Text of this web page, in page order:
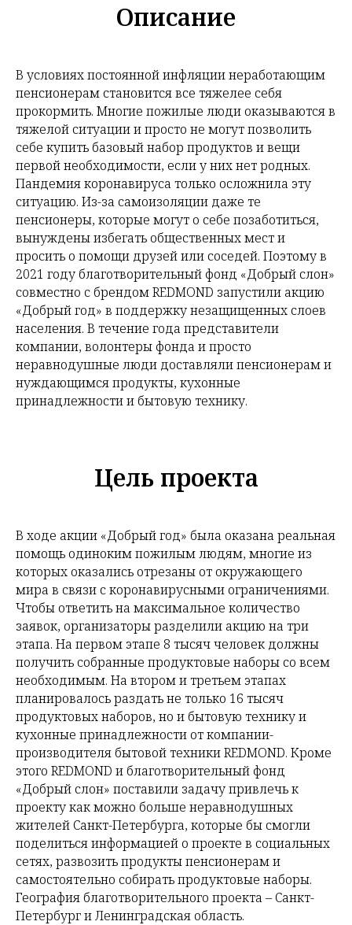
Описание
В условиях постоянной инфляции неработающим
пенсионерам становится все тяжелее себя
прокормить. Многие пожилые люди оказываются в
тяжелой ситуации и просто не могут позволить
себе купить базовый набор продуктов и вещи
первой необходимости, если у них нет родных.
Пандемия коронавируса только осложнила эту
ситуацию. Из-за самоизоляции даже те
пенсионеры, которые могут о себе позаботиться,
вынуждены избегать общественных мест и
просить о помощи друзей или соседей. Поэтому в
2021 году благотворительный фонд «Добрый слон»
совместно с брендом REDMOND запустили акцию
«Добрый год» в поддержку незащищенных слоев
населения. В течение года представители
компании, волонтеры фонда и просто
неравнодушные люди доставляли пенсионерам и
нуждающимся продукты, кухонные
принадлежности и бытовую технику.
Цель проекта
В ходе акции «Добрый год» была оказана реальная
помощь одиноким пожилым людям, многие из
которых оказались отрезаны от окружающего
мира в связи с коронавирусными ограничениями.
Чтобы ответить на максимальное количество
заявок, организаторы разделили акцию на три
этапа. На первом этапе 8 тысяч человек должны
получить собранные продуктовые наборы со всем
необходимым. На втором и третьем этапах
планировалось раздать не только 16 тысяч
продуктовых наборов, но и бытовую технику и
кухонные принадлежности от компании-
производителя бытовой техники REDMOND. Кроме
этого REDMOND и благотворительный фонд
«Добрый слон» поставили задачу привлечь к
проекту как можно больше неравнодушных
жителей Санкт-Петербурга, которые бы смогли
поделиться информацией о проекте в социальных
сетях, развозить продукты пенсионерам и
самостоятельно собирать продуктовые наборы.
География благотворительного проекта – Санкт-
Петербург и Ленинградская область.